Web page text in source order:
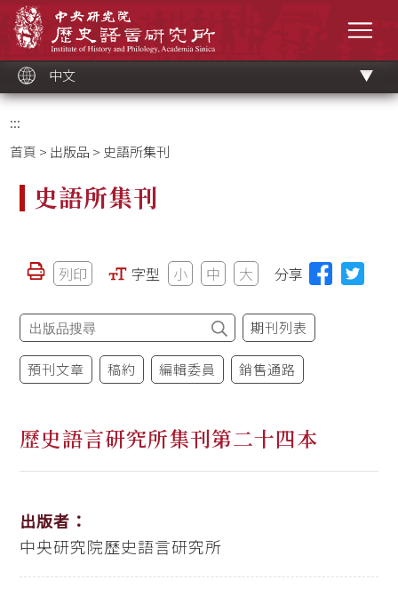
中文
:::
首頁 > 出版品 > 史語所集刊
史語所集刊
列印 字型 小 中 大 分享
期刊列表
預刊文章 稿約 編輯委員 銷售通路
歷史語言研究所集刊第二十四本
出版者：
中央研究院歷史語言研究所